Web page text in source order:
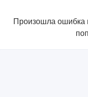
Произошла ошибка